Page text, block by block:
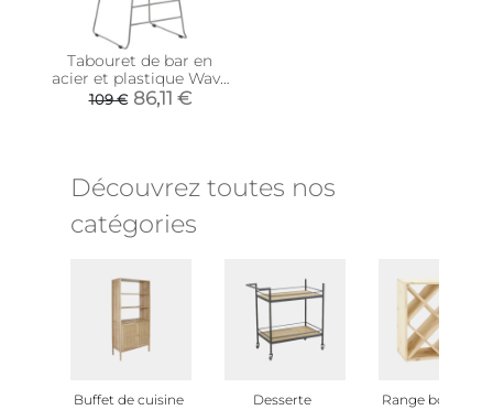
Tabouret de bar en
acier et plastique Wave
(Gris)
109 € 86,11 €
Découvrez toutes nos
catégories
Buffet de cuisine Desserte Range bouteilles